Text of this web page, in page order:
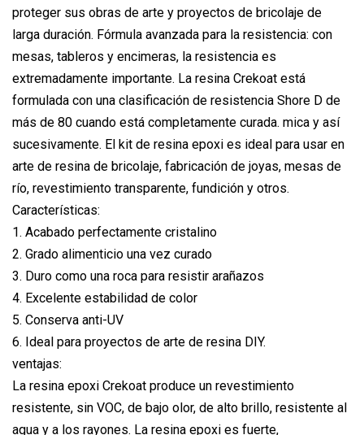
proteger sus obras de arte y proyectos de bricolaje de
larga duración. Fórmula avanzada para la resistencia: con
mesas, tableros y encimeras, la resistencia es
extremadamente importante. La resina Crekoat está
formulada con una clasificación de resistencia Shore D de
más de 80 cuando está completamente curada. mica y así
sucesivamente. El kit de resina epoxi es ideal para usar en
arte de resina de bricolaje, fabricación de joyas, mesas de
río, revestimiento transparente, fundición y otros.
Características:
1. Acabado perfectamente cristalino
2. Grado alimenticio una vez curado
3. Duro como una roca para resistir arañazos
4. Excelente estabilidad de color
5. Conserva anti-UV
6. Ideal para proyectos de arte de resina DIY.
ventajas:
La resina epoxi Crekoat produce un revestimiento
resistente, sin VOC, de bajo olor, de alto brillo, resistente al
agua y a los rayones. La resina epoxi es fuerte,